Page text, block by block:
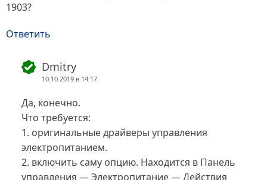
1903?
Ответить
Dmitry
10.10.2019 в 14:17
Да, конечно.
Что требуется:
1. оригинальные драйверы управления
электропитанием.
2. включить саму опцию. Находится в Панель
управления — Электропитание — Действия